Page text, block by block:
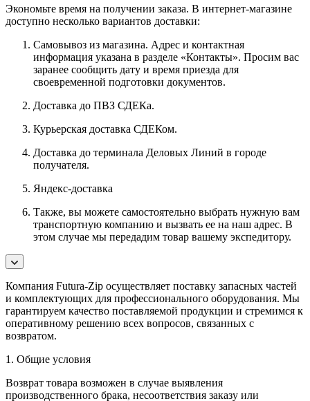
Экономьте время на получении заказа. В интернет-магазине
доступно несколько вариантов доставки:
Самовывоз из магазина. Адрес и контактная
информация указана в разделе «Контакты». Просим вас
заранее сообщить дату и время приезда для
своевременной подготовки документов.
Доставка до ПВЗ СДЕКа.
Курьерская доставка СДЕКом.
Доставка до терминала Деловых Линий в городе
получателя.
Яндекс-доставка
Также, вы можете самостоятельно выбрать нужную вам
транспортную компанию и вызвать ее на наш адрес. В
этом случае мы передадим товар вашему экспедитору.
Компания Futura-Zip осуществляет поставку запасных частей
и комплектующих для профессионального оборудования. Мы
гарантируем качество поставляемой продукции и стремимся к
оперативному решению всех вопросов, связанных с
возвратом.
1. Общие условия
Возврат товара возможен в случае выявления
производственного брака, несоответствия заказу или